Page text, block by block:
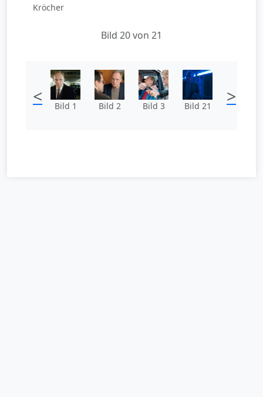
Kröcher
Bild 20 von 21
< Bild 1 Bild 2 Bild 3 Bild 21 >